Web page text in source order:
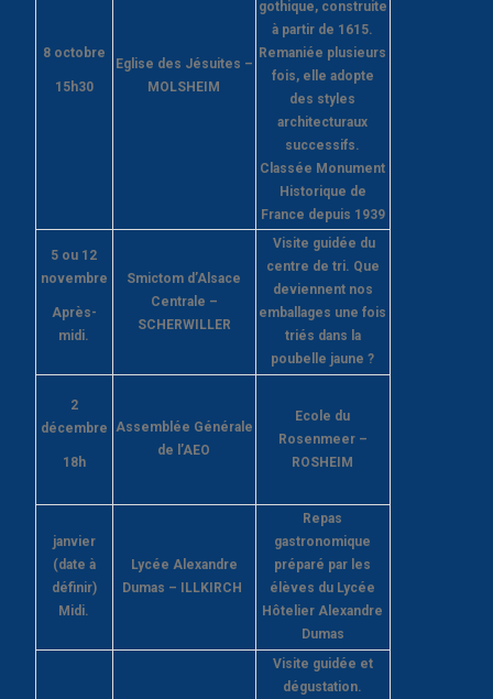
8 octobre
1 5h30
Eglise des Jésuites –
MOLSHEIM
gothique, construite
à partir de 1615.
Remaniée plusieurs
fois, elle adopte
des styles
architecturaux
successifs.
Classée Monument
Historique de
France depuis 1939
5 ou 12
novembre
Après-
midi.
Smictom d’Alsace
Centrale –
SCHERWILLER
Visite guidée du
centre de tri. Que
deviennent nos
emballages une fois
triés dans la
poubelle jaune ?
2
décembre
18h
Assemblée Générale
de l’AEO
Ecole du
Rosenmeer –
ROSHEIM
janvier
(date à
définir)
Midi.
Lycée Alexandre
Dumas – ILLKIRCH
Repas
gastronomique
préparé par les
élèves du Lycée
Hôtelier Alexandre
Dumas
Visite guidée et
dégustation.